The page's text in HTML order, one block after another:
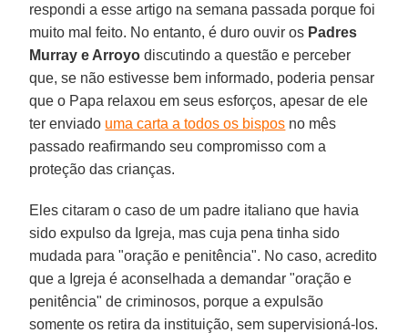
respondi a esse artigo na semana passada porque foi
muito mal feito. No entanto, é duro ouvir os Padres
Murray e Arroyo discutindo a questão e perceber
que, se não estivesse bem informado, poderia pensar
que o Papa relaxou em seus esforços, apesar de ele
ter enviado uma carta a todos os bispos no mês
passado reafirmando seu compromisso com a
proteção das crianças.
Eles citaram o caso de um padre italiano que havia
sido expulso da Igreja, mas cuja pena tinha sido
mudada para "oração e penitência". No caso, acredito
que a Igreja é aconselhada a demandar "oração e
penitência" de criminosos, porque a expulsão
somente os retira da instituição, sem supervisioná-los.